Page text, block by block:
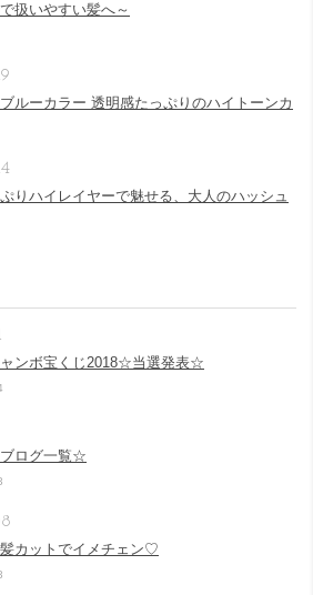
扱いやすい髪へ～
ルーカラー 透明感たっぷりのハイトーンカ
りハイレイヤーで魅せる、大人のハッシュ
ンボ宝くじ2018☆当選発表☆
ログ一覧☆
カットでイメチェン♡